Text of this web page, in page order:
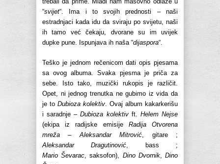
“svijet“. Ima i to svojih prednosti – naši
estradnjaci kada idu da sviraju po svijetu, naši
ih tamo već čekaju, dvorane su im uvijek
dupke pune. Ispunjava ih naša “dijaspora“.
Teško je jednom rečenicom dati opis pjesama
sa ovog albuma. Svaka pjesma je priča za
sebe. Isto tako, muzički rukopis je različit.
Opet, ni jednog trenutka ne gubimo iz vida da
je to Dubioza kolektiv. Ovaj album kakarkerišu
i saradnje –Dubioza kolektivft. Helem Nejse
(ekipa iz radijske emisije Radija Otvorena
mreža –Aleksandar Mitrović, gitare ;
Aleksandar Dragutinović, bass ;
Mario Ševarac, saksofon), Dino Dvornik,Dino